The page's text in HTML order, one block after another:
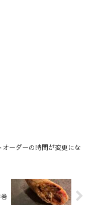
オーダーの時間が変更にな